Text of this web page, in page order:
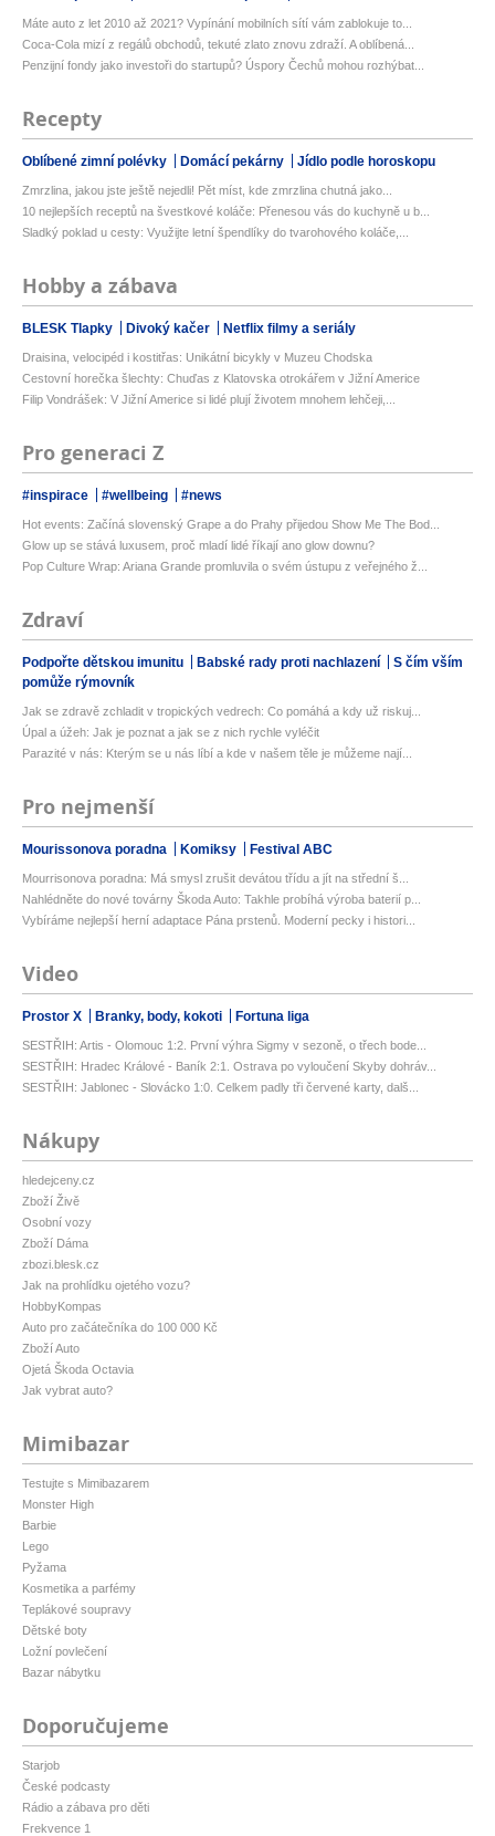
Máte auto z let 2010 až 2021? Vypínání mobilních sítí vám zablokuje to...
Coca-Cola mizí z regálů obchodů, tekuté zlato znovu zdraží. A oblíbená...
Penzijní fondy jako investoři do startupů? Úspory Čechů mohou rozhýbat...
Recepty
Oblíbené zimní polévky Domácí pekárny Jídlo podle horoskopu
Zmrzlina, jakou jste ještě nejedli! Pět míst, kde zmrzlina chutná jako...
10 nejlepších receptů na švestkové koláče: Přenesou vás do kuchyně u b...
Sladký poklad u cesty: Využijte letní špendlíky do tvarohového koláče,...
Hobby a zábava
BLESK Tlapky Divoký kačer Netflix filmy a seriály
Draisina, velocipéd i kostitřas: Unikátní bicykly v Muzeu Chodska
Cestovní horečka šlechty: Chuďas z Klatovska otrokářem v Jižní Americe
Filip Vondrášek: V Jižní Americe si lidé plují životem mnohem lehčeji,...
Pro generaci Z
#inspirace #wellbeing #news
Hot events: Začíná slovenský Grape a do Prahy přijedou Show Me The Bod...
Glow up se stává luxusem, proč mladí lidé říkají ano glow downu?
Pop Culture Wrap: Ariana Grande promluvila o svém ústupu z veřejného ž...
Zdraví
Podpořte dětskou imunitu Babské rady proti nachlazení
S čím vším
pomůže rýmovník
Jak se zdravě zchladit v tropických vedrech: Co pomáhá a kdy už riskuj...
Úpal a úžeh: Jak je poznat a jak se z nich rychle vyléčit
Parazité v nás: Kterým se u nás líbí a kde v našem těle je můžeme nají...
Pro nejmenší
Mourissonova poradna Komiksy Festival ABC
Mourrisonova poradna: Má smysl zrušit devátou třídu a jít na střední š...
Nahlédněte do nové továrny Škoda Auto: Takhle probíhá výroba baterií p...
Vybíráme nejlepší herní adaptace Pána prstenů. Moderní pecky i histori...
Video
Prostor X Branky, body, kokoti Fortuna liga
SESTŘIH: Artis - Olomouc 1:2. První výhra Sigmy v sezoně, o třech bode...
SESTŘIH: Hradec Králové - Baník 2:1. Ostrava po vyloučení Skyby dohráv...
SESTŘIH: Jablonec - Slovácko 1:0. Celkem padly tři červené karty, dalš...
Nákupy
hledejceny.cz
Zboží Živě
Osobní vozy
Zboží Dáma
zbozi.blesk.cz
Jak na prohlídku ojetého vozu?
HobbyKompas
Auto pro začátečníka do 100 000 Kč
Zboží Auto
Ojetá Škoda Octavia
Jak vybrat auto?
Mimibazar
Testujte s Mimibazarem
Monster High
Barbie
Lego
Pyžama
Kosmetika a parfémy
Teplákové soupravy
Dětské boty
Ložní povlečení
Bazar nábytku
Doporučujeme
Starjob
České podcasty
Rádio a zábava pro děti
Frekvence 1